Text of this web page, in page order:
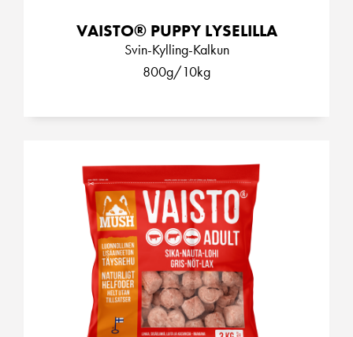
VAISTO® PUPPY LYSELILLA
Svin-Kylling-Kalkun
800g/10kg